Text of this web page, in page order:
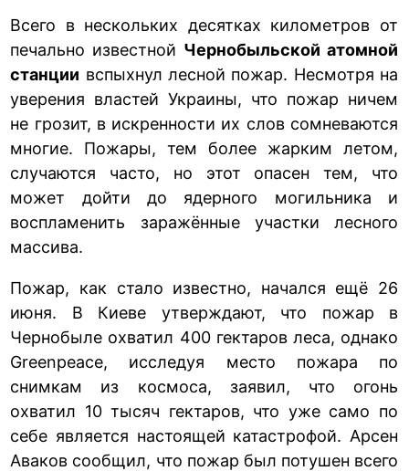
Всего в нескольких десятках километров от
печально известной Чернобыльской атомной
станции вспыхнул лесной пожар. Несмотря на
уверения властей Украины, что пожар ничем
не грозит, в искренности их слов сомневаются
многие. Пожары, тем более жарким летом,
случаются часто, но этот опасен тем, что
может дойти до ядерного могильника и
воспламенить заражённые участки лесного
массива.
Пожар, как стало известно, начался ещё 26
июня. В Киеве утверждают, что пожар в
Чернобыле охватил 400 гектаров леса, однако
Greenpeace, исследуя место пожара по
снимкам из космоса, заявил, что огонь
охватил 10 тысяч гектаров, что уже само по
себе является настоящей катастрофой. Арсен
Аваков сообщил, что пожар был потушен всего